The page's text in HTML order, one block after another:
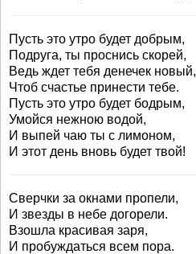
Пусть это утро будет добрым,
Подруга, ты проснись скорей,
Ведь ждет тебя денечек новый,
Чтоб счастье принести тебе.
Пусть это утро будет бодрым,
Умойся нежною водой,
И выпей чаю ты с лимоном,
И этот день вновь будет твой!
Сверчки за окнами пропели,
И звезды в небе догорели.
Взошла красивая заря,
И пробуждаться всем пора.